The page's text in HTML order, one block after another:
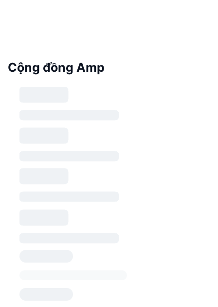
Cộng đồng Amp